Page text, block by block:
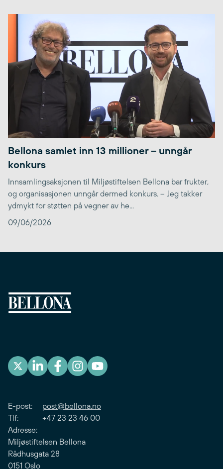
Bellona samlet inn 13 millioner – unngår
konkurs
Innsamlingsaksjonen til Miljøstiftelsen Bellona bar frukter,
og organisasjonen unngår dermed konkurs. – Jeg takker
ydmykt for støtten på vegner av he...
09/06/2026
E-post: post@bellona.no
Tlf: +47 23 23 46 00
Adresse:
Miljøstiftelsen Bellona
Rådhusgata 28
0151 Oslo